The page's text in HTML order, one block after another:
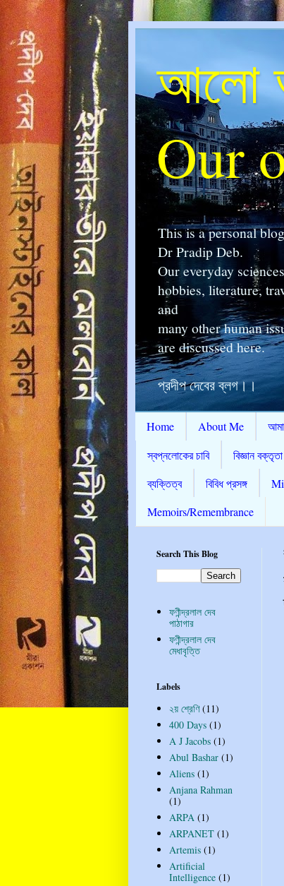
আলো
Our
This is a personal
Dr Pradip Deb.
Our everyday
hobbies, literature,
and
many other human
are discussed here.
প্রদীপ দেবের ব্লগ।।
Home About Me
স্বপ্নলোকের চাবি
বিজ্ঞান বক্তৃতা
ব্যক্তিত্ব
বিবিধ প্রসঙ্গ
Memoirs/Remembrance
Search This Blog
ফণীন্দ্রলাল দেব
পাঠাগার
ফণীন্দ্রলাল দেব
মেধাবৃত্তি
Labels
২য় শ্রেণি (11)
400 Days (1)
A J Jacobs (1)
Abul Bashar (1)
Aliens (1)
Anjana Rahman
(1)
ARPA (1)
ARPANET (1)
Artemis (1)
Artificial
Intelligence (1)